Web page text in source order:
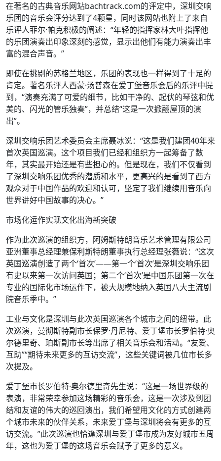
在著名的古典音乐网站bachtrack.com的评定中，深圳交响
乐团的音乐会评分达到了4颗星，同时该网站也附上了来自
乐评人菲尔·帕克积极的阐述：“年轻的指挥家林大叶指挥他
的乐团演奏出印象深刻的感觉，显示出他们有能力演奏出丰
富的混合声音。”
即使在挑剔的苏格兰地区，乐团的表现也一样得到了十足的
肯定。著名乐评人西蒙·汤普森在爱丁堡音乐会后的乐评中提
到，“演奏充满了可爱的细节，比如干净的、起伏的琴弦和优
美的、闪光的管乐独奏”，并总结“这是一次掀翻屋顶的演
出”。
深圳交响乐团艺术委员会主席聂冰说：“这是我们建团40年来
首次英国巡演。这个项目我们已经和组织方一起筹备了数
年，其实最开始还是有些担心的。但是现在，我们不仅看到
了深圳交响乐团优秀的潜质和水平，更高兴的是看到了西方
观众对于中国作品的欢迎和认可，坚定了我们继续用音乐向
世界讲好中国故事的决心。”
市场化运作实现文化出海新突破
作为此次巡演的组织方，阿姆斯特朗音乐艺术管理有限公司
亚洲董事总经理兼保利斯特朗董事执行总经理张薇说：“这次
英国巡演创造了两个‘首次’——第一个‘首次’是深圳交响乐团
有史以来第一次访问英国；第二个‘首次’是中国乐团第一次在
专业的国际化市场运作下，被大规模地纳入英国八大主流剧
院音乐季中。”
工业与文化是深圳与此次英国巡演各个城市之间的纽带。此
次巡演，曼彻斯特副市长保罗·丹尼特、爱丁堡市长罗伯特·奥
尔德里奇、珀斯副市长等出席了相关音乐会和活动。“友爱、
互助”“期待未来更多的互访交流”，这些关键词被几位市长多
次提及。
爱丁堡市长罗伯特·奥尔德里奇先生说：“这是一场世界级的
表演，非常荣幸参加这场精彩的音乐会，这是一次涉及到团
结和友谊的伟大的巡回演出，我们希望用文化的方式创建两
个城市未来的伙伴关系，未来爱丁堡与深圳将会有更多的互
访交流。”此次巡演也恰逢深圳与爱丁堡市成为友好城市五周
年，这也为爱丁堡的这场音乐会赋予了更多的意义。